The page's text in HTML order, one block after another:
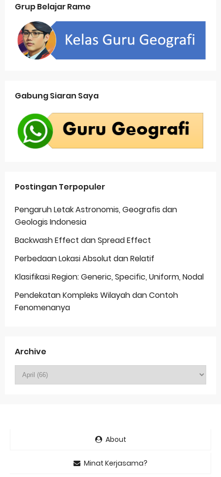
Grup Belajar Rame
Gabung Siaran Saya
Postingan Terpopuler
Pengaruh Letak Astronomis, Geografis dan
Geologis Indonesia
Backwash Effect dan Spread Effect
Perbedaan Lokasi Absolut dan Relatif
Klasifikasi Region: Generic, Specific, Uniform, Nodal
Pendekatan Kompleks Wilayah dan Contoh
Fenomenanya
Archive
About
Minat Kerjasama?